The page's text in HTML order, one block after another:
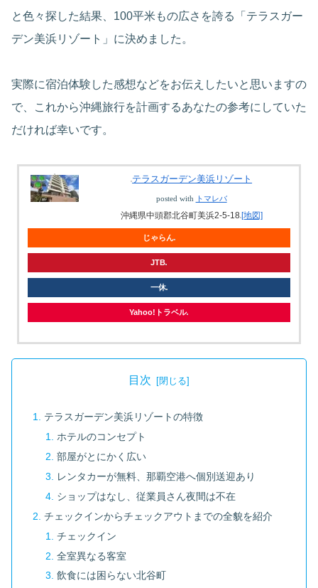
と色々探した結果、100平米もの広さを誇る「テラスガー
デン美浜リゾート」に決めました。
実際に宿泊体験した感想などをお伝えしたいと思いますの
で、これから沖縄旅行を計画するあなたの参考にしていた
だければ幸いです。
テラスガーデン美浜リゾート
posted with トマレバ
沖縄県中頭郡北谷町美浜2-5-18[地図]
じゃらん
JTB
一休
Yahoo!トラベル
目次
テラスガーデン美浜リゾートの特徴
ホテルのコンセプト
部屋がとにかく広い
レンタカーが無料、那覇空港へ個別送迎あり
ショップはなし、従業員さん夜間は不在
チェックインからチェックアウトまでの全貌を紹介
チェックイン
全室異なる客室
飲食には困らない北谷町